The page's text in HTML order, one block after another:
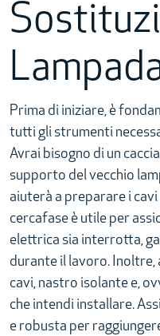
Prima di iniziare, è
tutti gli strumenti
Avrai bisogno di un
supporto del vecchio
aiuterà a preparare i
cercafase è utile per
elettrica sia interrotta,
durante il lavoro.
cavi, nastro isolante e,
che intendi installare.
e robusta per